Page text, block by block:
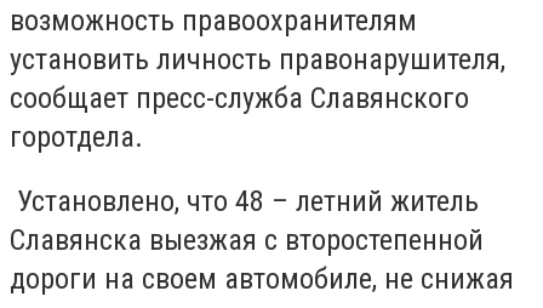
возможность правоохранителям
установить личность правонарушителя,
сообщает пресс-служба Славянского
горотдела.
Установлено, что 48 – летний житель
Славянска выезжая с второстепенной
дороги на своем автомобиле, не снижая